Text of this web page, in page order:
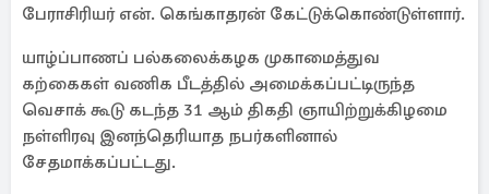
பேராசிரியர் என். கெங்காதரன் கேட்டுக்கொண்டுள்ளார்.
யாழ்ப்பாணப் பல்கலைக்கழக முகாமைத்துவ
கற்கைகள் வணிக பீடத்தில் அமைக்கப்பட்டிருந்த
வெசாக் கூடு கடந்த 31 ஆம் திகதி ஞாயிற்றுக்கிழமை
நள்ளிரவு இனந்தெரியாத நபர்களினால்
சேதமாக்கப்பட்டது.